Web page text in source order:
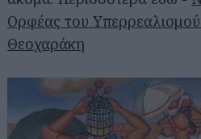
Ορφέας του
Θεοχαράκη